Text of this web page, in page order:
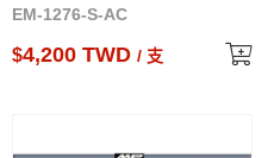
EM-1276-S-AC
$4,200 TWD/ 支